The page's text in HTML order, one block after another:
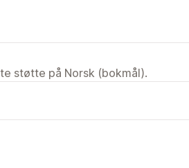
støtte på Norsk (bokmål).